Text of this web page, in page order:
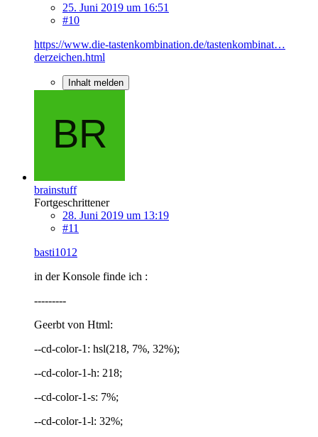
25. Juni 2019 um 16:51
#10
https://www.die-tastenkombination.de/tastenkombinat…
derzeichen.html
Inhalt melden
brainstuff
Fortgeschrittener
28. Juni 2019 um 13:19
#11
basti1012
in der Konsole finde ich :
---------
Geerbt von Html:
--cd-color-1: hsl(218, 7%, 32%);
--cd-color-1-h: 218;
--cd-color-1-s: 7%;
--cd-color-1-l: 32%;